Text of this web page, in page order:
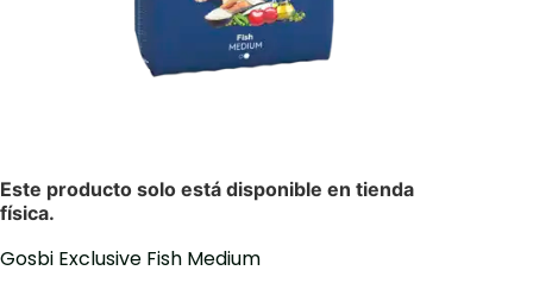
Gosbi Exclusive Fish Medium